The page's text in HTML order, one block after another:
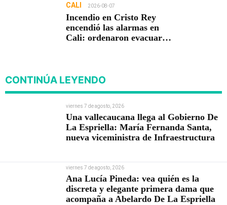
CALI 2026-08-07
Incendio en Cristo Rey
encendió las alarmas en
Cali: ordenaron evacuar
CONTINÚA LEYENDO
viernes 7 de agosto, 2026
Una vallecaucana llega al Gobierno De
La Espriella: María Fernanda Santa,
nueva viceministra de Infraestructura
viernes 7 de agosto, 2026
Ana Lucía Pineda: vea quién es la
discreta y elegante primera dama que
acompaña a Abelardo De La Espriella